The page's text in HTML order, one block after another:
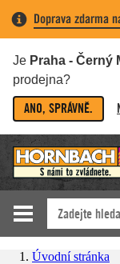
Doprava zdarma
Je Praha - Černý
prodejna?
ANO, SPRÁVNĚ.
Úvodní stránka